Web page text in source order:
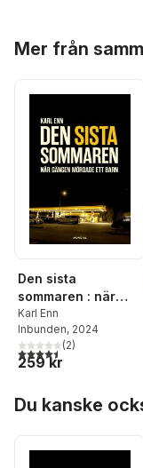
Mer från
Den sista
sommaren : när
gängen mördade
ett barn
Karl Enn
Inbunden, 2024
4,5utav 5 stjärnor. Totalt
(2)
259 kr
Du kanske